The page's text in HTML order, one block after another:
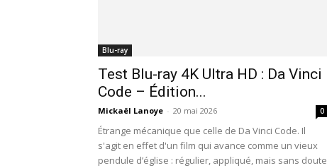
Blu-ray
Test Blu-ray 4K Ultra HD : Da Vinci
Code – Édition...
Mickaël Lanoye - 20 mai 2026 0
Étrange mécanique que celle de Da Vinci Code. Il
s'agit en effet d'un film qui avance comme un vieux
pendule d’église : régulier, appliqué, mais sans doute